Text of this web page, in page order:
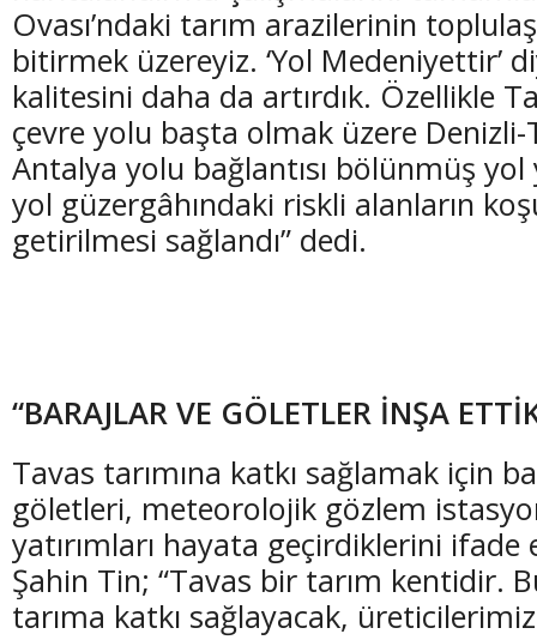
Ovası’ndaki tarım arazilerinin
bitirmek üzereyiz. ‘Yol Medeniyettir’
kalitesini daha da artırdık. Özellikle
çevre yolu başta olmak üzere Denizli-
Antalya yolu bağlantısı bölünmüş yol
yol güzergâhındaki riskli alanların
getirilmesi sağlandı” dedi.
“BARAJLAR VE GÖLETLER İNŞA
Tavas tarımına katkı sağlamak için
göletleri, meteorolojik gözlem
yatırımları hayata geçirdiklerini
Şahin Tin; “Tavas bir tarım kentidir.
tarıma katkı sağlayacak,